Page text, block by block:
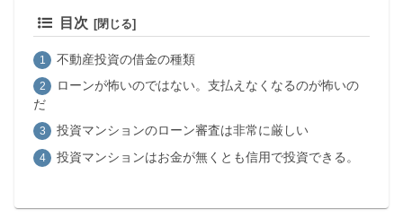
目次
不動産投資の借金の種類
ローンが怖いのではない。支払えなくなるのが怖いの
だ
投資マンションのローン審査は非常に厳しい
投資マンションはお金が無くとも信用で投資できる。